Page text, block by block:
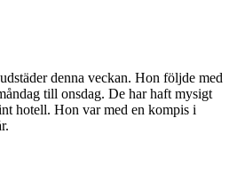
denna veckan. Hon följde med
till onsdag. De har haft mysigt
hotell. Hon var med en kompis i